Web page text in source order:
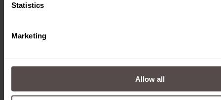
Statistics
Marketing
Allow all